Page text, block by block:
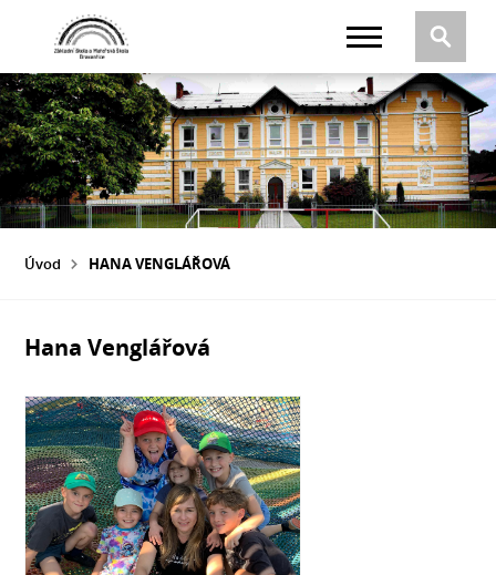
Úvod HANA VENGLÁŘOVÁ
Hana Venglářová